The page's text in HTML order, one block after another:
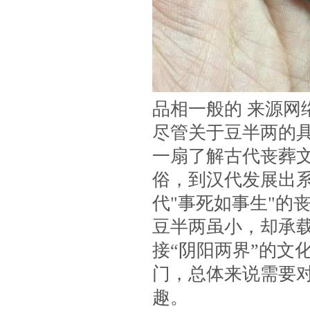
品相一般的 来源网
尽管关于豆半两的
一扇了解古代丧葬
俗，到汉代发展出
代"事死如事生"的
豆半两虽小，却承
接“阴阳两界”的文
门，总体来说需要
趣。